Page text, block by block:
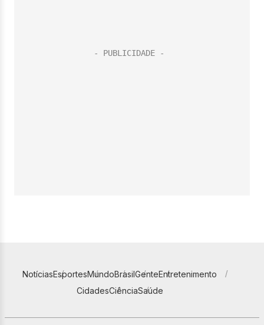
NotíciasEsportesMundoBrasilGenteEntretenimento
CidadesCiênciaSaúde